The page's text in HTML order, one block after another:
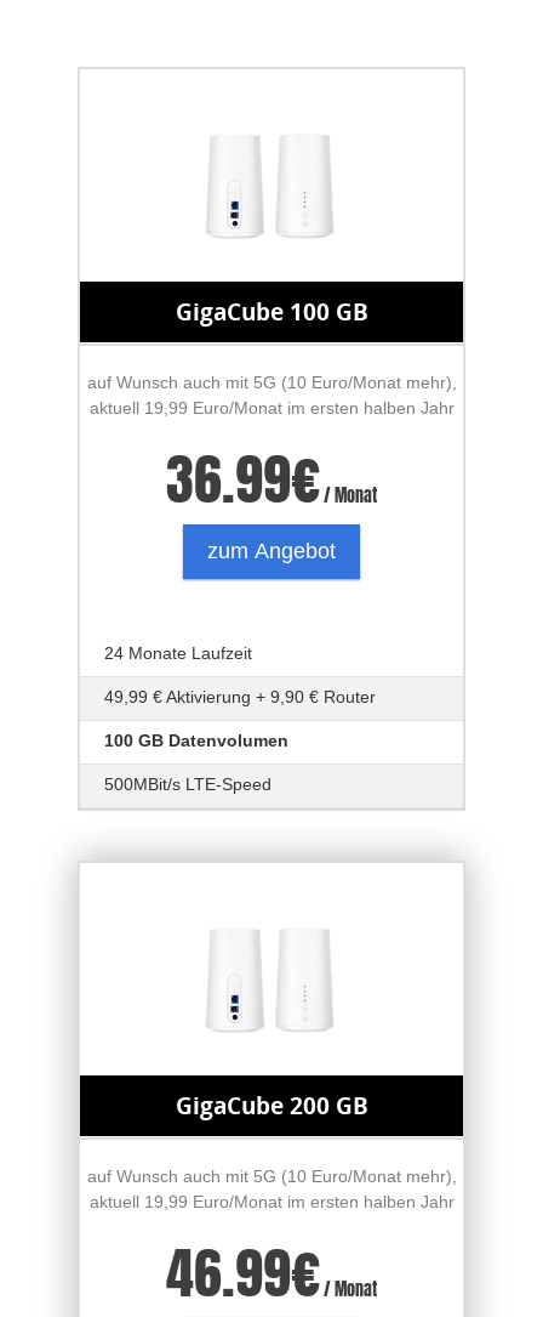
GigaCube 100 GB
auf Wunsch auch mit 5G (10 Euro/Monat mehr),
aktuell 19,99 Euro/Monat im ersten halben Jahr
36.99€/ Monat
zum Angebot
24 Monate Laufzeit
49,99 € Aktivierung + 9,90 € Router
100 GB Datenvolumen
500MBit/s LTE-Speed
GigaCube 200 GB
auf Wunsch auch mit 5G (10 Euro/Monat mehr),
aktuell 19,99 Euro/Monat im ersten halben Jahr
46.99€/ Monat